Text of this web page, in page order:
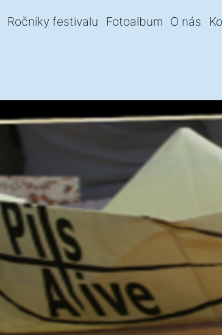
Ročníky festivalu Fotoalbum O nás